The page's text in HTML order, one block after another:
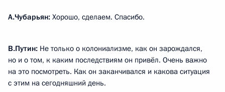
А.Чубарьян: Хорошо, сделаем. Спасибо.
В.Путин: Не только о колониализме, как он зарождался,
но и о том, к каким последствиям он привёл. Очень важно
на это посмотреть. Как он заканчивался и какова ситуация
с этим на сегодняшний день.